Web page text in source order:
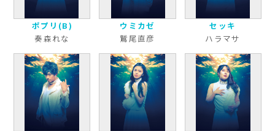
ポプリ(B)
奏森れな
ウミカゼ
鷲尾直彦
セッキ
ハラマサ